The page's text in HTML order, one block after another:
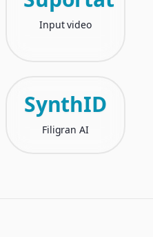
Input video
SynthID
Filigran AI